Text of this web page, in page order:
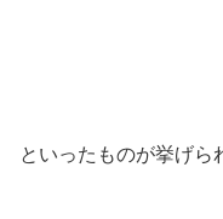
といったものが挙げら